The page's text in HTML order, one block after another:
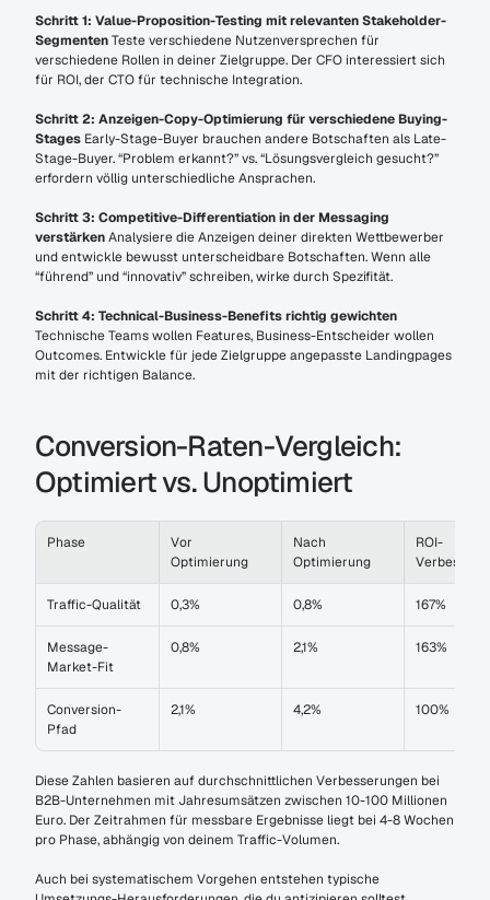
Schritt 1: Value-Proposition-Testing mit relevanten Stakeholder-
Segmenten Teste verschiedene Nutzenversprechen für
verschiedene Rollen in deiner Zielgruppe. Der CFO interessiert sich
für ROI, der CTO für technische Integration.
Schritt 2: Anzeigen-Copy-Optimierung für verschiedene Buying-
Stages Early-Stage-Buyer brauchen andere Botschaften als Late-
Stage-Buyer. “Problem erkannt?” vs. “Lösungsvergleich gesucht?”
erfordern völlig unterschiedliche Ansprachen.
Schritt 3: Competitive-Differentiation in der Messaging
verstärken Analysiere die Anzeigen deiner direkten Wettbewerber
und entwickle bewusst unterscheidbare Botschaften. Wenn alle
“führend” und “innovativ” schreiben, wirke durch Spezifität.
Schritt 4: Technical-Business-Benefits richtig gewichten
Technische Teams wollen Features, Business-Entscheider wollen
Outcomes. Entwickle für jede Zielgruppe angepasste Landingpages
mit der richtigen Balance.
Conversion-Raten-Vergleich:
Optimiert vs. Unoptimiert
Phase
Vor
Optimierung
Nach
Optimierung
ROI-
Traffic-Qualität 0,3% 0,8% 167%
Message-
Market-Fit
0,8% 2,1% 163%
Conversion-
Pfad
2,1% 4,2% 100%
Diese Zahlen basieren auf durchschnittlichen Verbesserungen bei
B2B-Unternehmen mit Jahresumsätzen zwischen 10-100 Millionen
Euro. Der Zeitrahmen für messbare Ergebnisse liegt bei 4-8 Wochen
pro Phase, abhängig von deinem Traffic-Volumen.
Auch bei systematischem Vorgehen entstehen typische